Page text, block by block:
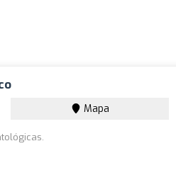
Mapa